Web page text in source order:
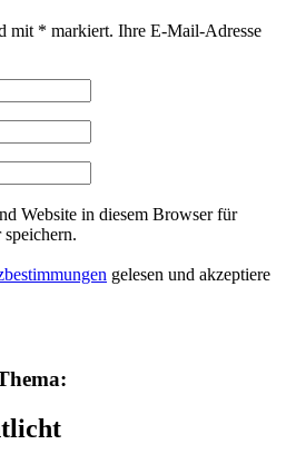
mit * markiert. Ihre E-Mail-Adresse
Website in diesem Browser für
gelesen und akzeptiere